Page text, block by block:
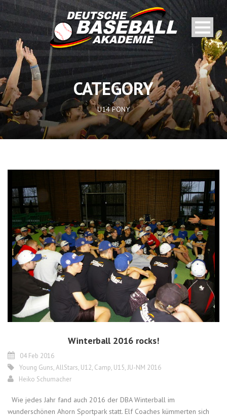
CATEGORY
U14 PONY
Winterball 2016 rocks!
04 Feb 2016
Young Guns,AllStars, U12, Camp, U15,JU-NM 2016
Heiko Schumacher
Wie jedes Jahr fand auch 2016 der DBA Winterball im
wunderschönen Ahorn Sportpark statt. Elf Coaches kümmerten sich